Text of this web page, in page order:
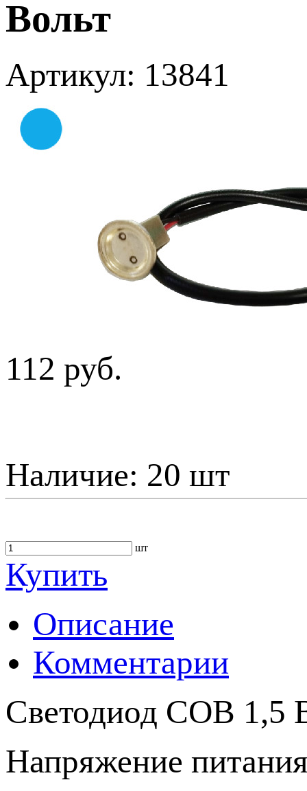
Вольт
Артикул: 13841
112 руб.
Наличие: 20 шт
шт
Купить
Описание
Комментарии
Светодиод COB 1,5
Напряжение